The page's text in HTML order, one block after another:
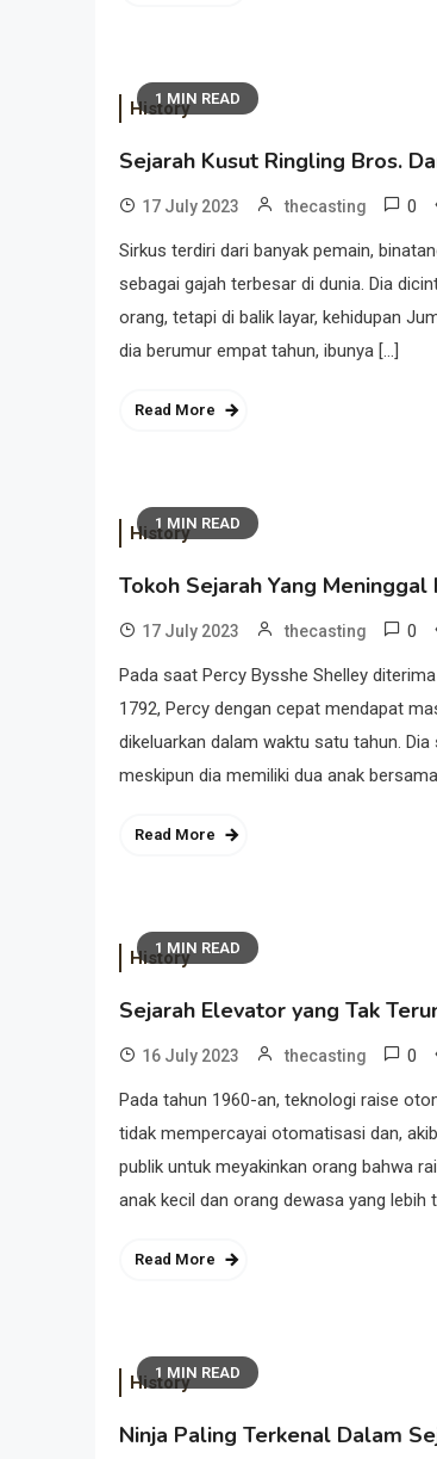
1 MIN READ
History
Sejarah Kusut Ringling Bros.
17 July 2023 thecasting 0
Sirkus terdiri dari banyak pemain,
sebagai gajah terbesar di dunia. Dia
orang, tetapi di balik layar, kehidupan
dia berumur empat tahun, ibunya […]
Read More
1 MIN READ
History
Tokoh Sejarah Yang
17 July 2023 thecasting 0
Pada saat Percy Bysshe Shelley
1792, Percy dengan cepat mendapat
dikeluarkan dalam waktu satu tahun.
meskipun dia memiliki dua anak
Read More
1 MIN READ
History
Sejarah Elevator yang Tak
16 July 2023 thecasting 0
Pada tahun 1960-an, teknologi raise
tidak mempercayai otomatisasi dan,
publik untuk meyakinkan orang bahwa
anak kecil dan orang dewasa yang lebih
Read More
1 MIN READ
History
Ninja Paling Terkenal Dalam